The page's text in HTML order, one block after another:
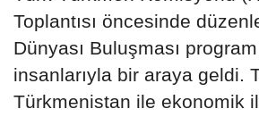
Toplantısı öncesinde
Dünyası Buluşması
insanlarıyla bir araya geldi.
Türkmenistan ile ekonomik